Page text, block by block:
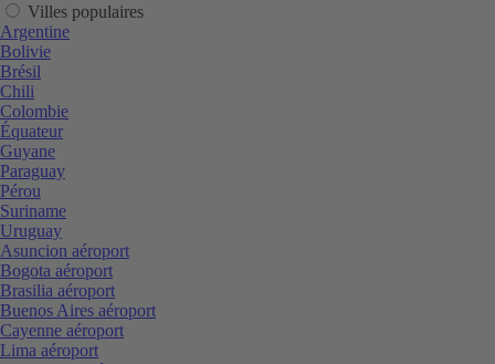
Villes populaires
Argentine
Bolivie
Brésil
Chili
Colombie
Équateur
Guyane
Paraguay
Pérou
Suriname
Uruguay
Asuncion aéroport
Bogota aéroport
Brasilia aéroport
Buenos Aires aéroport
Cayenne aéroport
Lima aéroport